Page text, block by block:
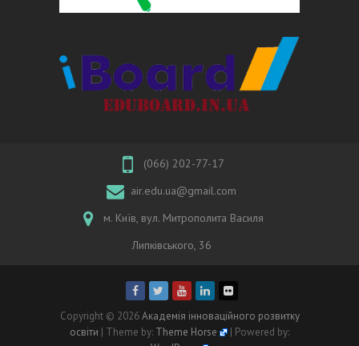
(066) 202-77-17
air.edu.ua@gmail.com
м. Київ, вул. Митрополита Василя
Липківського, 36
Copyright © 2026Академія інноваційного розвитку
освіти | Theme by: Theme Horse
| Powered by: